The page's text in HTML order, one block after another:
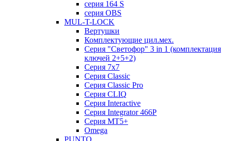
серия 164 S
серия OBS
MUL-T-LOCK
Вертушки
Комплектующие цил.мех.
Серия "Светофор" 3 in 1 (комплектация
ключей 2+5+2)
Серия 7х7
Серия Classic
Серия Classic Pro
Серия CLIQ
Серия Interactive
Серия Integrator 466P
Серия MT5+
Omega
PUNTO